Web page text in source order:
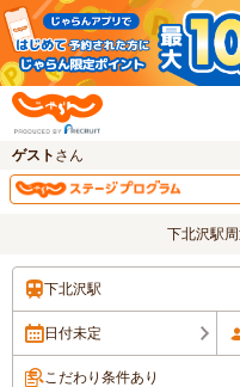
ゲスト さん
下北沢駅
下北沢駅
日付未定
こだわり条件あり